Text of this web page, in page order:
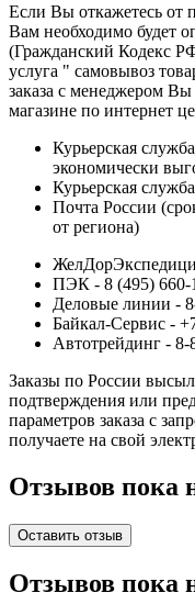
Если Вы откажетесь от
Вам необходимо будет
(Гражданский Кодекс
услуга " самовывоз
заказа с менеджером
магазине по интернет
Курьерская
экономически
Курьерская
Почта России
от региона)
ПЭК - 8 (495) 660-
Деловые линии -
Байкал-Сервис -
Автотрейдинг - 8-
Заказы по России
подтверждения или
параметров заказа с
получаете на свой
Отзывов пока
Оставить отзыв
Отзывов пока